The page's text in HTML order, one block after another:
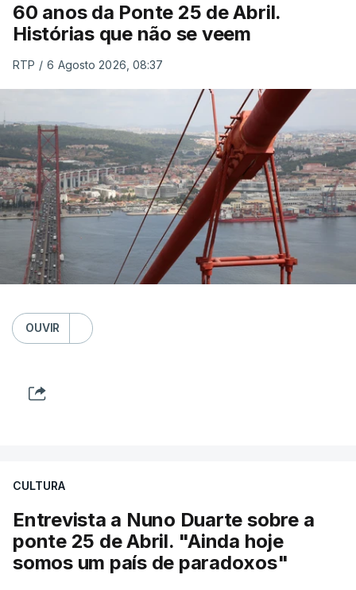
60 anos da Ponte 25 de Abril.
Histórias que não se veem
RTP / 6 Agosto 2026, 08:37
OUVIR
CULTURA
Entrevista a Nuno Duarte sobre a
ponte 25 de Abril. "Ainda hoje
somos um país de paradoxos"